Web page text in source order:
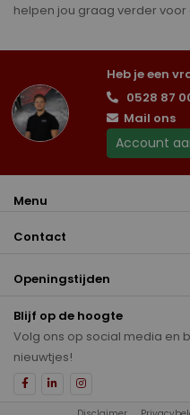
helpen jou graag verder voor
Heb je een
0528 87
Mail ons
Account
Menu
Contact
Openingstijden
Blijf op de hoogte
Volg ons op social media en
nieuwtjes!